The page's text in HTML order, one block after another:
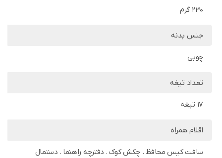
230 گرم
جنس بدنه
چوبی
تعداد تیغه
17 تیغه
اقلام همراه
سافت کیس محافظ . چکش کوک . دفترچه راهنما . دستمال